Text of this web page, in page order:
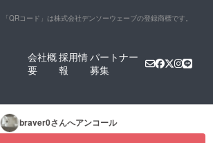
「QRコード」は株式会社デンソーウェーブの登録商標です。
会社概
要
採用情
報
パートナー
募集
braver0さんへアンコール